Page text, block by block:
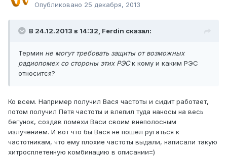
Опубликовано 25 декабря, 2013
В 24.12.2013 в 14:32, Ferdin сказал:
Термин не могут требовать защиты от возможных
радиопомех со стороны этих РЭСк кому и каким РЭС
относится?
Ко всем. Например получил Вася частоты и сидит работает,
потом получил Петя частоты и влепил туда наносы на весь
бегунок, создав помехи Васи своим внеполосным
излучением. И вот что бы Вася не пошел ругаться к
частотникам, что ему плохие частоты выдали, написали такую
хитросплетенную комбинацию в описании=)